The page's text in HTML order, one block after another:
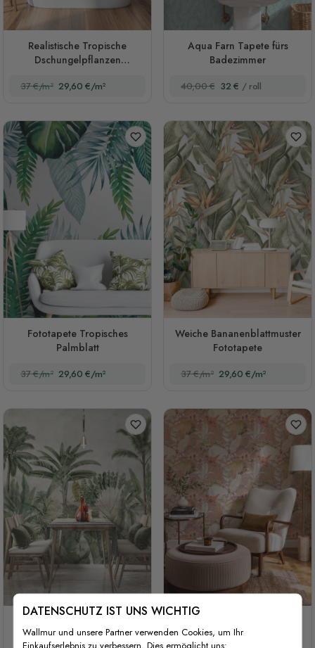
Realistische Tropische
Dschungelpflanzen
37 €/m² 29,60 €/m²
Aqua Farn Tapete fürs
Badezimmer
40,00 € 32 € / roll
Fototapete Tropisches
Palmblatt
37 €/m² 29,60 €/m²
Weiche Bananenblattmuster
Fototapete
37 €/m² 29,60 €/m²
Wald Fototapete
Blumentapete mit Orchideen
DATENSCHUTZ IST UNS WICHTIG
Wallmur und unsere Partner verwenden Cookies, um Ihr
Einkaufserlebnis zu verbessern. Dies ermöglicht uns: